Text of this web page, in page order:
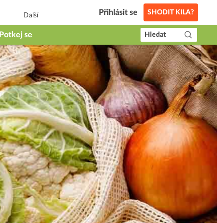
Další Přihlásit se SHODIT KILA?
Potkej se Hledat